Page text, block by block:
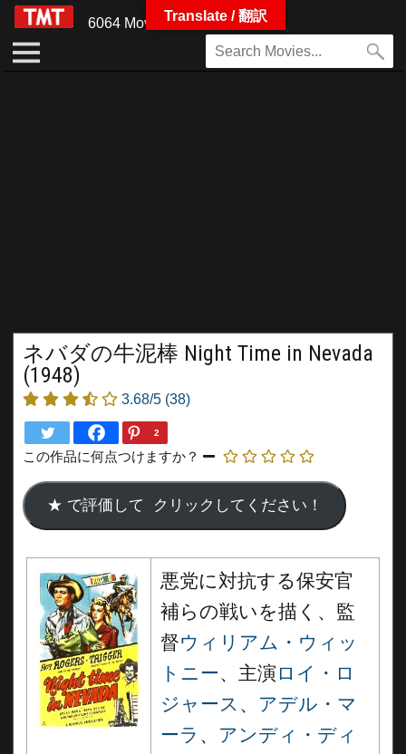
6064 Movies
ネバダの牛泥棒 Night Time in Nevada
(1948)
3.68/5 (38)
2
この作品に何点つけますか？
悪党に対抗する保安官
補らの戦いを描く、監
督ウィリアム・ウィッ
トニー、主演 ロイ・ロ
ジャース 、 アデル・マ
ーラ 、 アンディ・ディ
Translate / 翻訳